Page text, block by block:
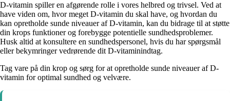
D-vitamin spiller en afgørende rolle i vores helbred og trivsel. Ved at
have viden om, hvor meget D-vitamin du skal have, og hvordan du
kan opretholde sunde niveauer af D-vitamin, kan du bidrage til at støtte
din krops funktioner og forebygge potentielle sundhedsproblemer.
Husk altid at konsultere en sundhedspersonel, hvis du har spørgsmål
eller bekymringer vedrørende dit D-vitaminindtag.
Tag vare på din krop og sørg for at opretholde sunde niveauer af D-
vitamin for optimal sundhed og velvære.